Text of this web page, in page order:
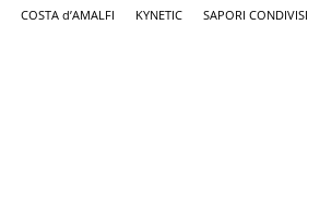
COSTA d’AMALFI KYNETIC SAPORI CONDIVISI